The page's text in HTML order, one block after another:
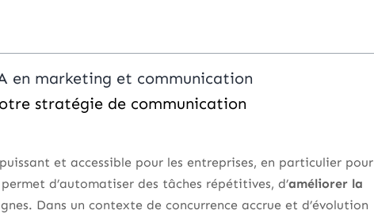
en marketing et communication
stratégie de communication
et accessible pour les entreprises, en particulier pour
d’automatiser des tâches répétitives, d’améliorer la
Dans un contexte de concurrence accrue et d’évolution